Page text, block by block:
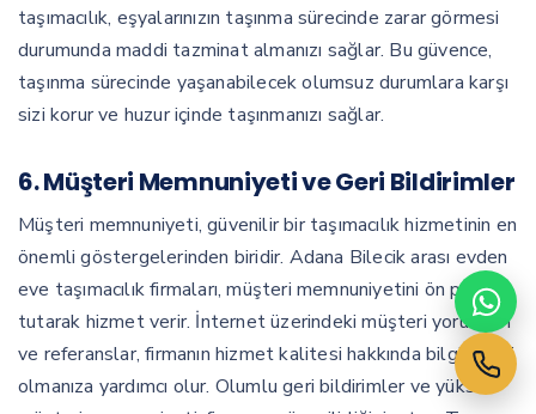
taşımacılık, eşyalarınızın taşınma sürecinde zarar görmesi
durumunda maddi tazminat almanızı sağlar. Bu güvence,
taşınma sürecinde yaşanabilecek olumsuz durumlara karşı
sizi korur ve huzur içinde taşınmanızı sağlar.
6.Müşteri Memnuniyeti ve Geri Bildirimler
Müşteri memnuniyeti, güvenilir bir taşımacılık hizmetinin en
önemli göstergelerinden biridir. Adana Bilecik arası evden
eve taşımacılık firmaları, müşteri memnuniyetini ön planda
tutarak hizmet verir. İnternet üzerindeki müşteri yorumları
ve referanslar, firmanın hizmet kalitesi hakkında bilgi sahibi
olmanıza yardımcı olur. Olumlu geri bildirimler ve yüksek